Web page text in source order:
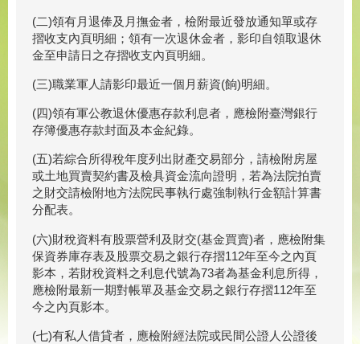
(二)領有月退俸及月撫金者，檢附最近發放通知單或存
摺收支內頁明細；領有一次退休金者，影印自領取退休
金至申請日之存摺收支內頁明細。
(三)職業軍人請影印最近一個月薪資(餉)明細。
(四)領有軍公教退休優惠存款利息者，應檢附臺灣銀行
存簿優惠存款封面及本金紀錄。
(五)若綜合所得稅年度列出財產交易部分，請檢附房屋
或土地買賣契約書及檢具資金流向證明，若為法院拍賣
之財交請檢附地方法院民事執行處強制執行金額計算書
分配表。
(六)財稅資料有股票營利及財交(基金買賣)者，應檢附集
保資券庫存表及股票交易之銀行存摺112年至今之內頁
影本，若財稅資料之利息代號為73者為基金利息所得，
應檢附最新一期對帳單及基金交易之銀行存摺112年至
今之內頁影本。
(七)有私人借貸者，應檢附經法院或民間公證人公證後